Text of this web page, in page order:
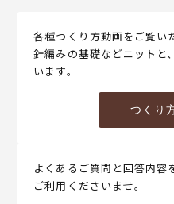
各種つくり方動画をご覧い
針編みの基礎などニットと
います。
つくり
よくあるご質問と回答内容
ご利用くださいませ。